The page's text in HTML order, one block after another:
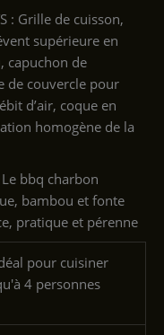
: Grille de cuisson,
supérieure en
capuchon de
de couvercle pour
d’air, coque en
homogène de la
Le bbq charbon
bambou et fonte
pratique et pérenne
pour cuisiner
4 personnes